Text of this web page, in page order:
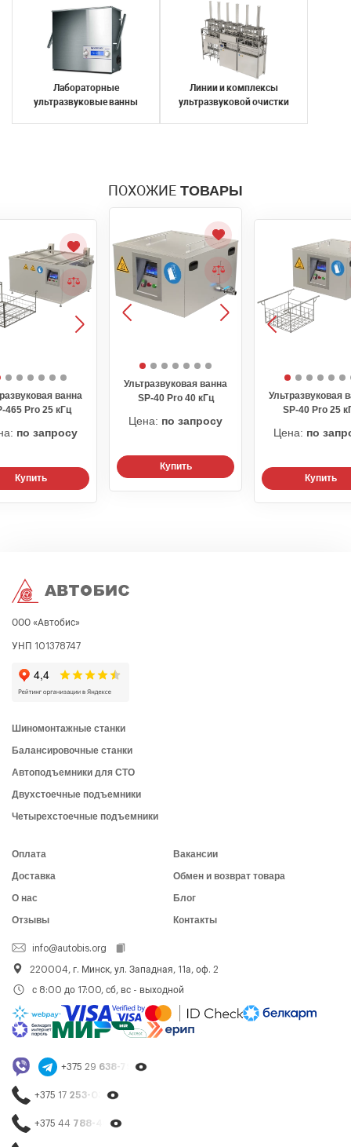
Лабораторные
ультразвуковые ванны
Линии и комплексы
ультразвуковой очистки
ПОХОЖИЕ ТОВАРЫ
ванна
465 Pro 25 кГц
по запросу
Купить
Ультразвуковая ванна
SP-40 Pro 40 кГц
Цена: по запросу
Купить
Ультразвуковая
SP-40 Pro 25
Цена: по
Купить
ООО «Автобис»
УНП 101378747
Шиномонтажные станки
Балансировочные станки
Автоподъемники для СТО
Двухстоечные подъемники
Четырехстоечные подъемники
Оплата
Доставка
О нас
Отзывы
Вакансии
Обмен и возврат товара
Блог
Контакты
info@autobis.org
220004, г. Минск, ул. Западная, 11а, оф. 2
с 8:00 до 17:00, сб, вс - выходной
+375 29 638-79-23
+375 17 253-03-26
+375 44 788-40-13